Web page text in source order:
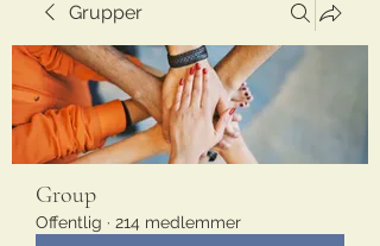
Grupper
Group
Offentlig · 214 medlemmer